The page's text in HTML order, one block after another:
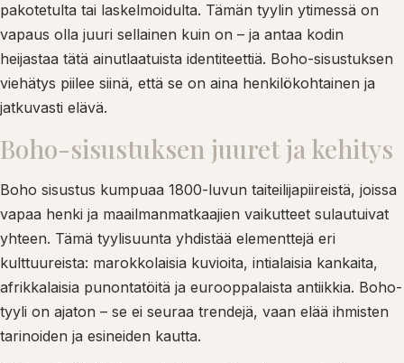
pakotetulta tai laskelmoidulta. Tämän tyylin ytimessä on
vapaus olla juuri sellainen kuin on – ja antaa kodin
heijastaa tätä ainutlaatuista identiteettiä. Boho-sisustuksen
viehätys piilee siinä, että se on aina henkilökohtainen ja
jatkuvasti elävä.
Boho-sisustuksen juuret ja kehitys
Boho sisustus kumpuaa 1800-luvun taiteilijapiireistä, joissa
vapaa henki ja maailmanmatkaajien vaikutteet sulautuivat
yhteen. Tämä tyylisuunta yhdistää elementtejä eri
kulttuureista: marokkolaisia kuvioita, intialaisia kankaita,
afrikkalaisia punontatöitä ja eurooppalaista antiikkia. Boho-
tyyli on ajaton – se ei seuraa trendejä, vaan elää ihmisten
tarinoiden ja esineiden kautta.